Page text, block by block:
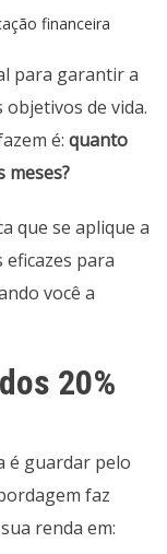
financeira
para garantir a
de vida.
é: quanto
meses?
que se aplique a
para
você a
20%
é guardar pelo
faz
renda em: